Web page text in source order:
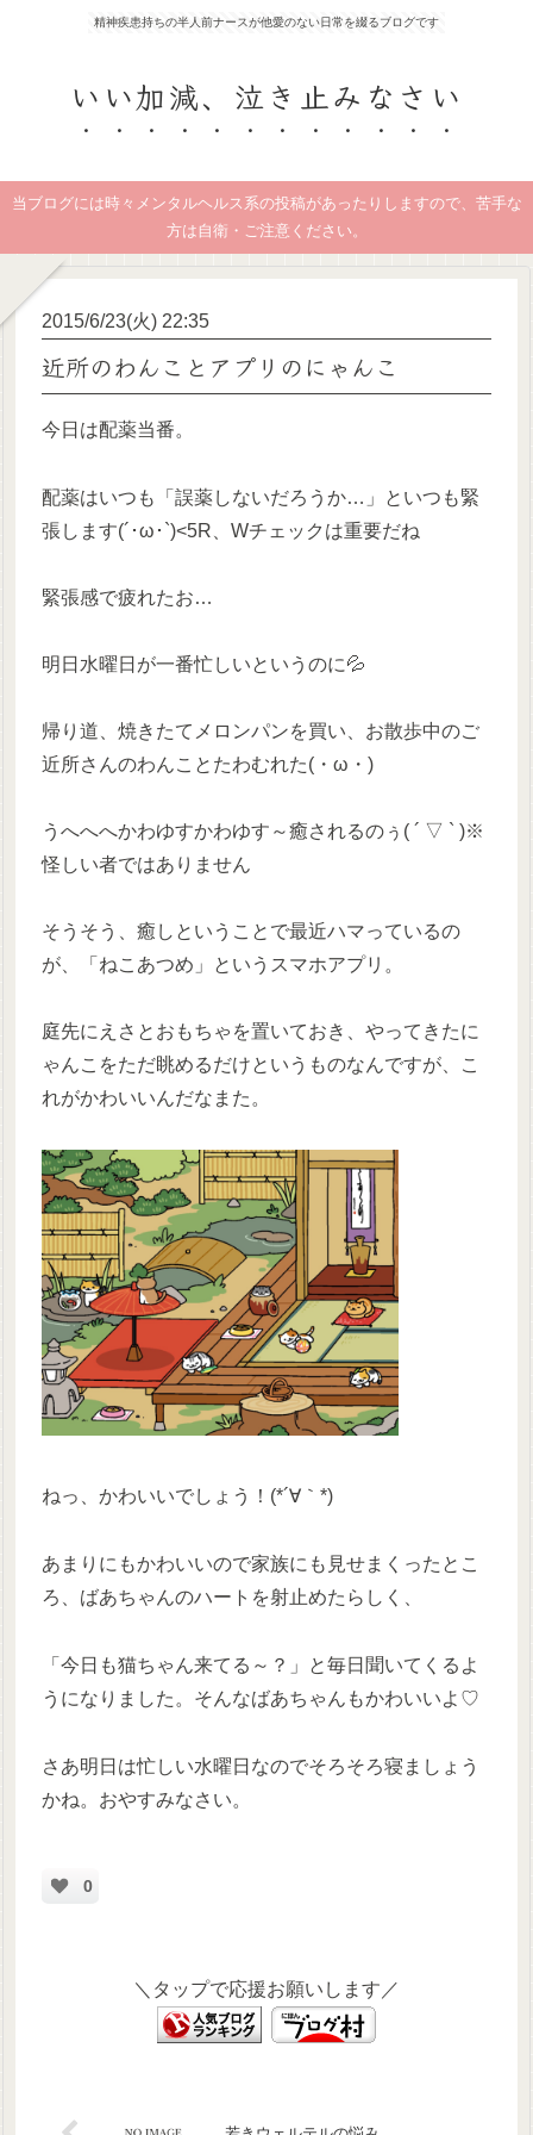
精神疾患持ちの半人前ナースが他愛のない日常を綴るブログです
いい加減、泣き止みなさい
当ブログには時々メンタルヘルス系の投稿があったりしますので、苦手な
方は自衛・ご注意ください。
2015/6/23(火) 22:35
近所のわんことアプリのにゃんこ
今日は配薬当番。
配薬はいつも「誤薬しないだろうか…」といつも緊
張します(´･ω･`)<5R、Wチェックは重要だね
緊張感で疲れたお…
明日水曜日が一番忙しいというのに💦
帰り道、焼きたてメロンパンを買い、お散歩中のご
近所さんのわんことたわむれた(・ω・)
うへへへかわゆすかわゆす～癒されるのぅ( ´ ▽ ` )※
怪しい者ではありません
そうそう、癒しということで最近ハマっているの
が、「ねこあつめ」というスマホアプリ。
庭先にえさとおもちゃを置いておき、やってきたに
ゃんこをただ眺めるだけというものなんですが、こ
れがかわいいんだなまた。
ねっ、かわいいでしょう！(*´∀｀*)
あまりにもかわいいので家族にも見せまくったとこ
ろ、ばあちゃんのハートを射止めたらしく、
「今日も猫ちゃん来てる～？」と毎日聞いてくるよ
うになりました。そんなばあちゃんもかわいいよ♡
さあ明日は忙しい水曜日なのでそろそろ寝ましょう
かね。おやすみなさい。
0
＼タップで応援お願いします／